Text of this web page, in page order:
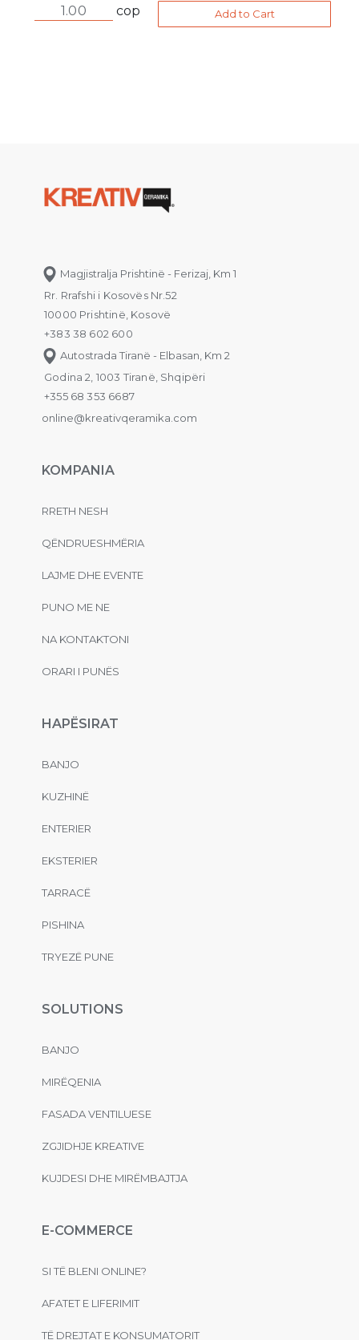
cop
Add to Cart
Magjistralja Prishtinë - Ferizaj, Km 1
Rr. Rrafshi i Kosovës Nr.52
10000 Prishtinë, Kosovë
+383 38 602 600
Autostrada Tiranë - Elbasan, Km 2
Godina 2, 1003 Tiranë, Shqipëri
+355 68 353 6687
online@kreativqeramika.com
KOMPANIA
RRETH NESH
QËNDRUESHMËRIA
LAJME DHE EVENTE
PUNO ME NE
NA KONTAKTONI
ORARI I PUNËS
HAPËSIRAT
BANJO
KUZHINË
ENTERIER
EKSTERIER
TARRACË
PISHINA
TRYEZË PUNE
SOLUTIONS
BANJO
MIRËQENIA
FASADA VENTILUESE
ZGJIDHJE KREATIVE
KUJDESI DHE MIRËMBAJTJA
E-COMMERCE
SI TË BLENI ONLINE?
AFATET E LIFERIMIT
TË DREJTAT E KONSUMATORIT